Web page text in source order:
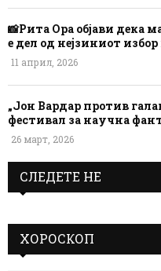
📸Рита Ора објави дека
е дел од нејзиниот
11 април, 2026
„Јон Вардар против
фестивал за научна
26 март, 2026
СЛЕДЕТЕ НЕ
ХОРОСКОП